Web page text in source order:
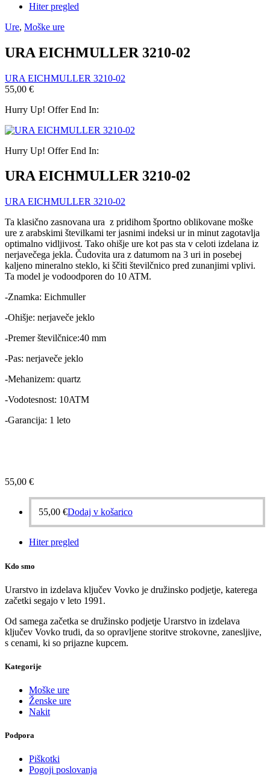
Hiter pregled
Ure, Moške ure
URA EICHMULLER 3210-02
URA EICHMULLER 3210-02
55,00 €
Hurry Up! Offer End In:
Hurry Up! Offer End In:
URA EICHMULLER 3210-02
URA EICHMULLER 3210-02
Ta klasično zasnovana ura z pridihom športno oblikovane moške
ure z arabskimi številkami ter jasnimi indeksi ur in minut zagotavlja
optimalno vidljivost. Tako ohišje ure kot pas sta v celoti izdelana iz
nerjavečega jekla. Čudovita ura z datumom na 3 uri in posebej
kaljeno mineralno steklo, ki ščiti številčnico pred zunanjimi vplivi.
Ta model je vodoodporen do 10 ATM.
-Znamka: Eichmuller
-Ohišje: nerjaveče jeklo
-Premer številčnice:40 mm
-Pas: nerjaveče jeklo
-Mehanizem: quartz
-Vodotesnost: 10ATM
-Garancija: 1 leto
55,00 €
55,00 €Dodaj v košarico
Hiter pregled
Kdo smo
Urarstvo in izdelava ključev Vovko je družinsko podjetje, katerega
začetki segajo v leto 1991.
Od samega začetka se družinsko podjetje Urarstvo in izdelava
ključev Vovko trudi, da so opravljene storitve strokovne, zanesljive,
s cenami, ki so prijazne kupcem.
Kategorije
Moške ure
Ženske ure
Nakit
Podpora
Piškotki
Pogoji poslovanja